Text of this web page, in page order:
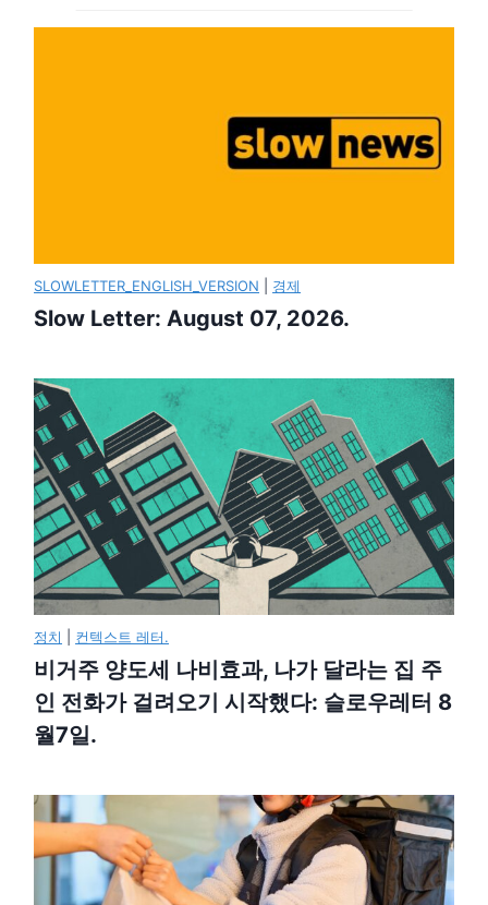
SLOWLETTER_ENGLISH_VERSION 경제
Slow Letter: August 07, 2026.
정치 컨텍스트 레터.
비거주 양도세 나비효과, 나가 달라는 집 주
인 전화가 걸려오기 시작했다: 슬로우레터 8
월7일.